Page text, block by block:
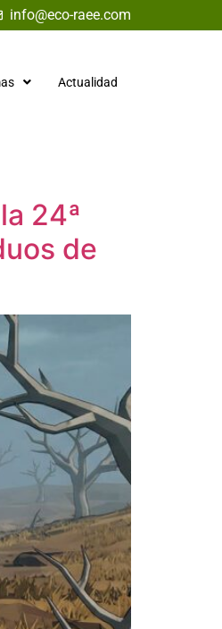
info@eco-raee.com
Actualidad
24ª
de